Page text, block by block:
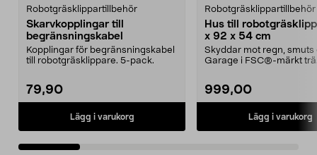
Robotgräsklippartillbehör
Skarvkopplingar till
begränsningskabel
Kopplingar för begränsningskabel
till robotgräsklippare. 5-pack.
79,90
Lägg i varukorg
Robotgräsklippartillbehör
Hus till
x 92 x 54 cm
Skyddar mot regn, smuts
Garage i FSC®-märkt
999,00
Lägg i varukorg